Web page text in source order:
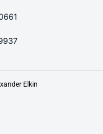
Elkin